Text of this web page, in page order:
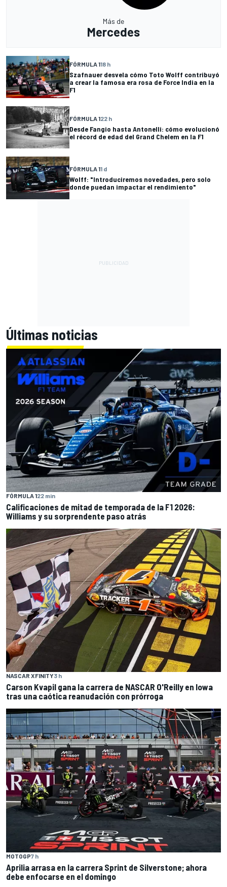
Más de
Mercedes
FÓRMULA 118 h
Szafnauer desvela cómo Toto Wolff contribuyó
a crear la famosa era rosa de Force India en la
F1
FÓRMULA 122 h
Desde Fangio hasta Antonelli: cómo evolucionó
el récord de edad del Grand Chelem en la F1
FÓRMULA 11 d
Wolff: "Introduciremos novedades, pero solo
donde puedan impactar el rendimiento"
Últimas noticias
FÓRMULA 122 min
Calificaciones de mitad de temporada de la F1 2026:
Williams y su sorprendente paso atrás
NASCAR XFINITY3 h
Carson Kvapil gana la carrera de NASCAR O'Reilly en Iowa
tras una caótica reanudación con prórroga
MOTOGP7 h
Aprilia arrasa en la carrera Sprint de Silverstone; ahora
debe enfocarse en el domingo